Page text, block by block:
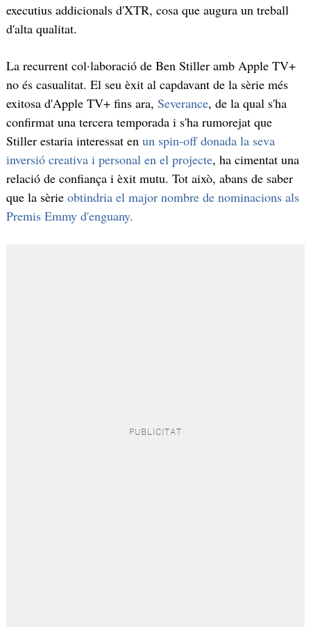
executius addicionals d'XTR, cosa que augura un treball
d'alta qualitat.
La recurrent col·laboració de Ben Stiller amb Apple TV+
no és casualitat. El seu èxit al capdavant de la sèrie més
exitosa d'Apple TV+ fins ara, Severance, de la qual s'ha
confirmat una tercera temporada i s'ha rumorejat que
Stiller estaria interessat en un spin-off donada la seva
inversió creativa i personal en el projecte, ha cimentat una
relació de confiança i èxit mutu. Tot això, abans de saber
que la sèrie obtindria el major nombre de nominacions als
Premis Emmy d'enguany.